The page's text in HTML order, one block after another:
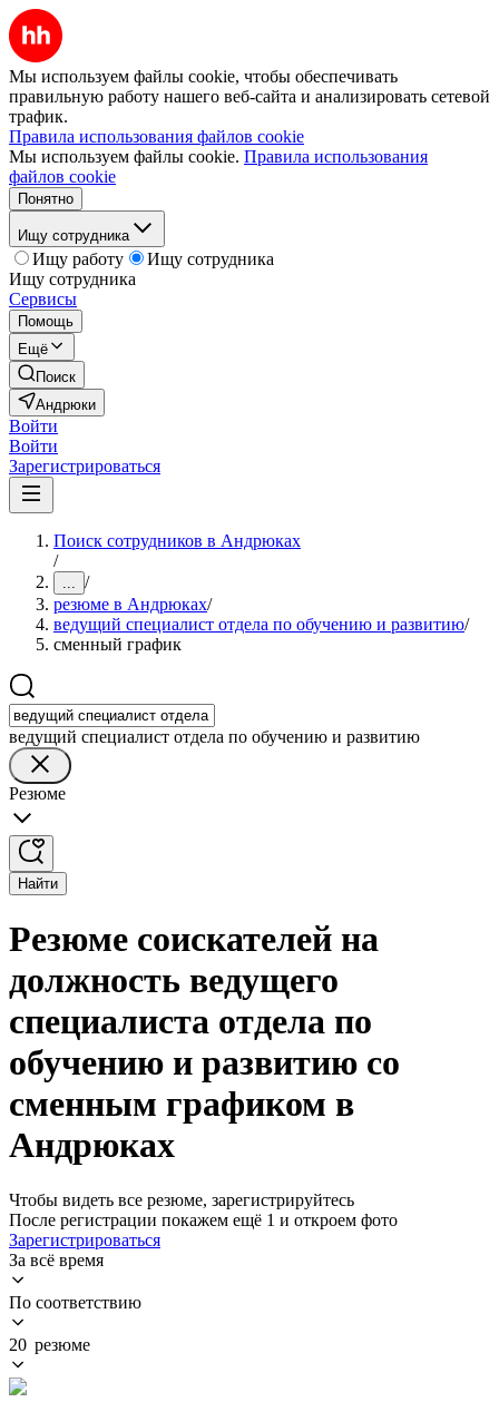
Мы используем файлы cookie, чтобы обеспечивать
правильную работу нашего веб-сайта и анализировать сетевой
трафик.
Правила использования файлов cookie
Мы используем файлы cookie. Правила использования
файлов cookie
Понятно
Ищу сотрудника
Ищу работу
Ищу сотрудника
Ищу сотрудника
Сервисы
Помощь
Ещё
Поиск
Андрюки
Войти
Войти
Зарегистрироваться
Поиск сотрудников в Андрюках
/
... /
резюме в Андрюках/
ведущий специалист отдела по обучению и развитию/
сменный график
ведущий специалист отдела по обучению и развитию
Резюме
Найти
Резюме соискателей на
должность ведущего
специалиста отдела по
обучению и развитию со
сменным графиком в
Андрюках
Чтобы видеть все резюме, зарегистрируйтесь
После регистрации покажем ещё 1 и откроем фото
Зарегистрироваться
За всё время
По соответствию
20 резюме